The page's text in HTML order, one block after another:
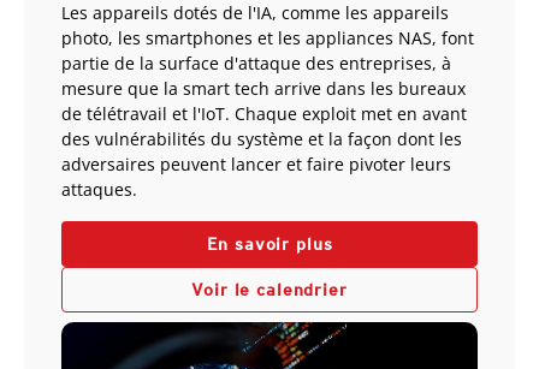
Les appareils dotés de l'IA, comme les appareils
photo, les smartphones et les appliances NAS, font
partie de la surface d'attaque des entreprises, à
mesure que la smart tech arrive dans les bureaux
de télétravail et l'IoT. Chaque exploit met en avant
des vulnérabilités du système et la façon dont les
adversaires peuvent lancer et faire pivoter leurs
attaques.
En savoir plus
Voir le calendrier